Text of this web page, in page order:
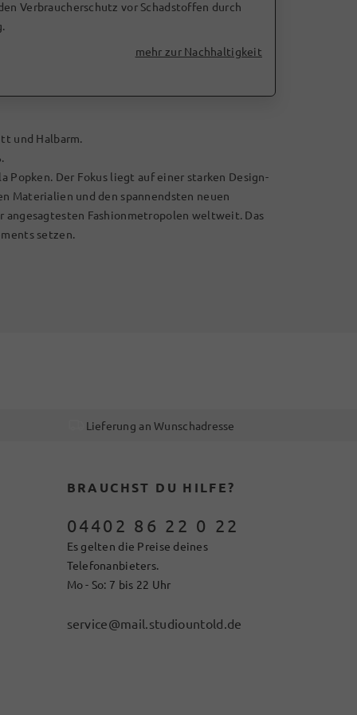
Verbraucherschutz vor Schadstoffen durch
mehr zur Nachhaltigkeit
und Halbarm.
Popken. Der Fokus liegt auf einer starken Design-
Materialien und den spannendsten neuen
angesagtesten Fashionmetropolen weltweit. Das
setzen.
Lieferung an Wunschadresse
BRAUCHST DU HILFE?
04402 86 22 0 22
Es gelten die Preise deines
Telefonanbieters.
Mo - So: 7 bis 22 Uhr
service@mail.studiountold.de